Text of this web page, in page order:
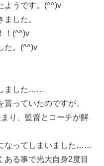
ようです。(^^)v
した。
！(^^)v
た。(^^)v
ました……
っていたのですが、
り、監督とコーチが解
なってしまいました……
ある事で光大自身2度目